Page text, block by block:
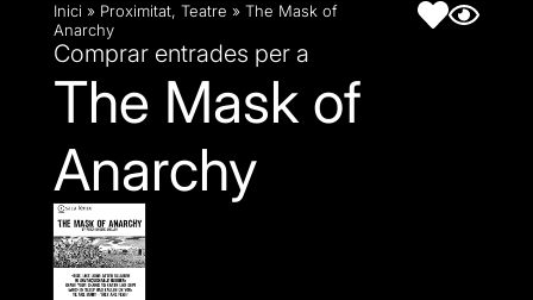
Inici » Proximitat, Teatre » The Mask of
Anarchy
Comprar entrades per a
The Mask of
Anarchy